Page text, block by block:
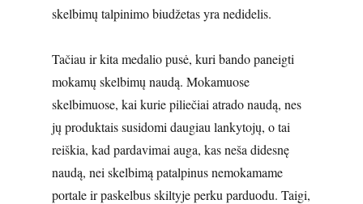
skelbimų talpinimo biudžetas yra nedidelis.
Tačiau ir kita medalio pusė, kuri bando paneigti
mokamų skelbimų naudą. Mokamuose
skelbimuose, kai kurie piliečiai atrado naudą, nes
jų produktais susidomi daugiau lankytojų, o tai
reiškia, kad pardavimai auga, kas neša didesnę
naudą, nei skelbimą patalpinus nemokamame
portale ir paskelbus skiltyje perku parduodu. Taigi,